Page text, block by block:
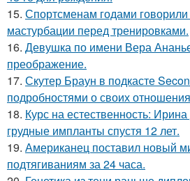
15. Спортсменам годами говорили
мастурбации перед тренировками.
16. Девушка по имени Вера
преображение.
17. Скутер Браун в подкасте
подробностями о своих
18. Курс на естественность:
грудные импланты спустя 12 лет.
19. Американец поставил новый
подтягиваниям за 24 часа.